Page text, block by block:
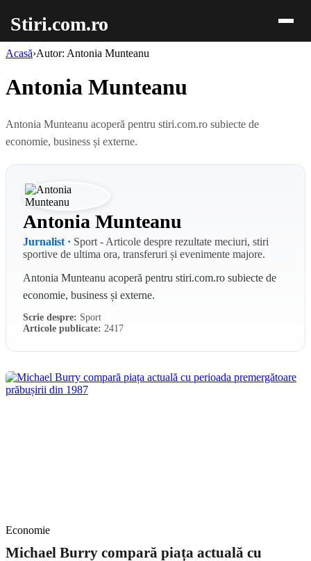
Stiri.com.ro
Acasă›Autor: Antonia Munteanu
Antonia Munteanu
Antonia Munteanu acoperă pentru stiri.com.ro subiecte de
economie, business și externe.
Antonia Munteanu
Jurnalist · Sport - Articole despre rezultate meciuri, stiri
sportive de ultima ora, transferuri și evenimente majore.
Antonia Munteanu acoperă pentru stiri.com.ro subiecte de
economie, business și externe.
Scrie despre: Sport
Articole publicate: 2417
Economie
Michael Burry compară piața actuală cu